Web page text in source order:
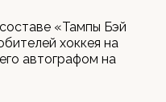
«Тампы Бэй
хоккея на
автографом на